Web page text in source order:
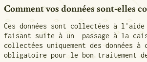
Comment vos données sont-elles
Ces données sont collectées à
faisant suite à un passage à la
collectées uniquement des données à
obligatoire pour le bon traitement de